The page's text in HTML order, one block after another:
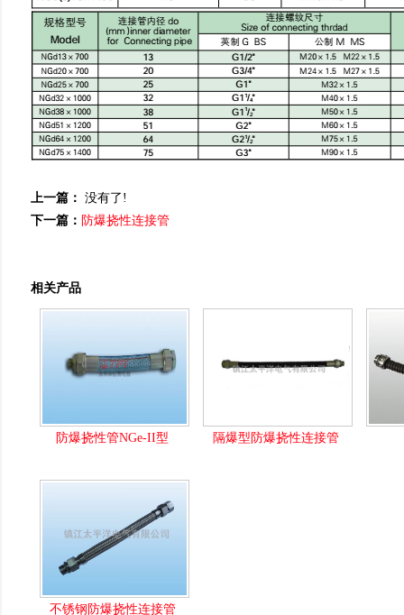
上一篇： 没有了!
下一篇： 防爆挠性连接管
相关产品
防爆挠性管NGe-II型 隔爆型防爆挠性连接管
不锈钢防爆挠性连接管